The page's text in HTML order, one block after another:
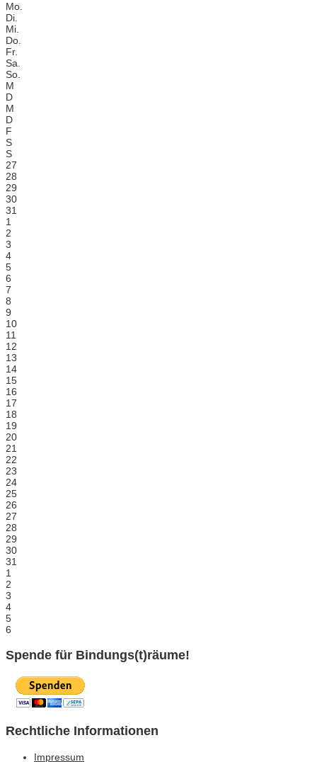
Mo.
Di.
Mi.
Do.
Fr.
Sa.
So.
M
D
M
D
F
S
S
27
28
29
30
31
1
2
3
4
5
6
7
8
9
10
11
12
13
14
15
16
17
18
19
20
21
22
23
24
25
26
27
28
29
30
31
1
2
3
4
5
6
Spende für Bindungs(t)räume!
Rechtliche Informationen
Impressum